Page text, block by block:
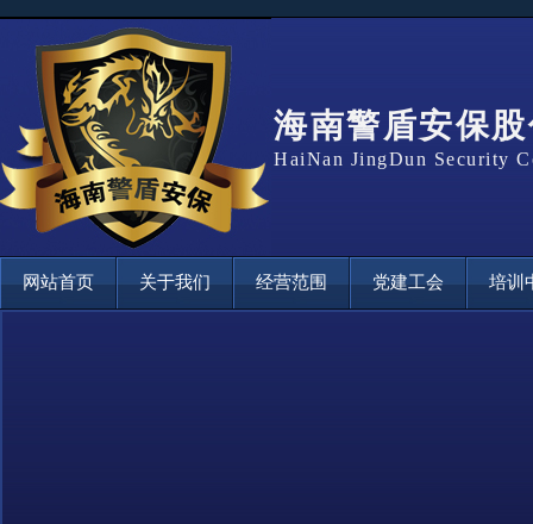
海南警盾安保
HaiNan JingDun Security
网站首页 关于我们 经营范围 党建工会 培训